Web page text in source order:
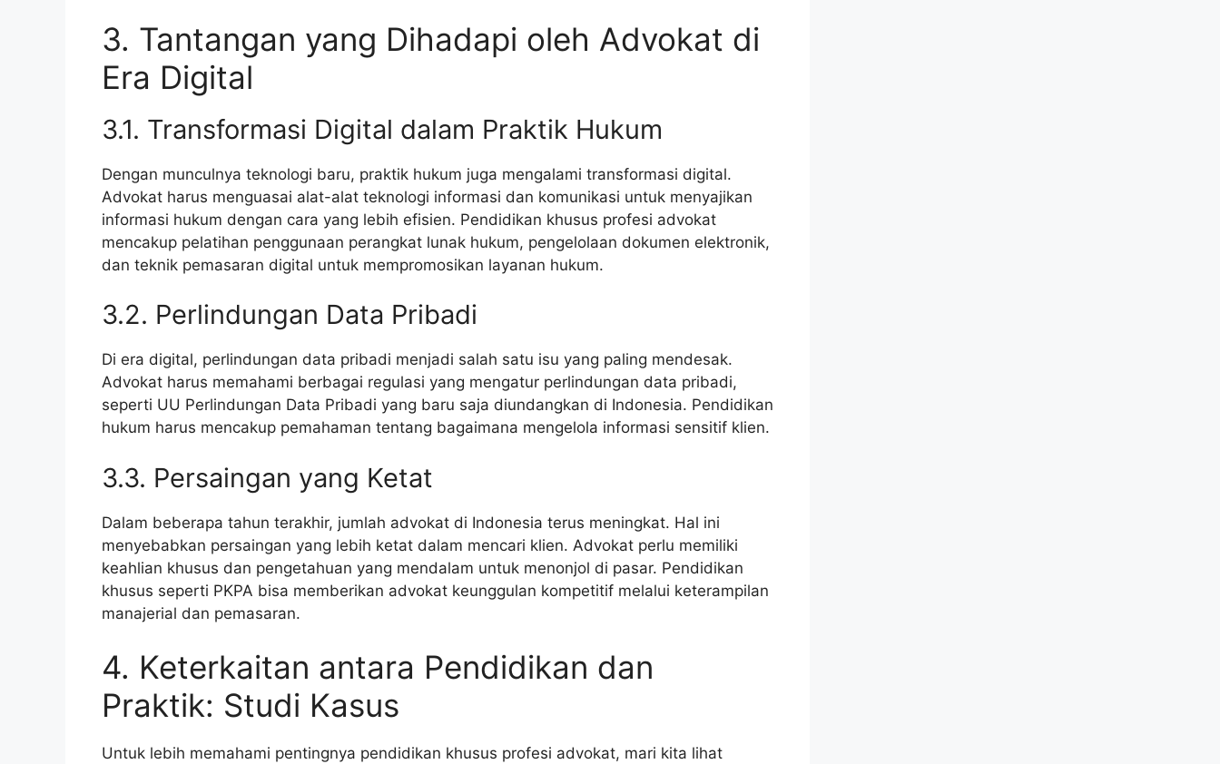
3. Tantangan yang Dihadapi oleh Advokat di
Era Digital
3.1. Transformasi Digital dalam Praktik Hukum
Dengan munculnya teknologi baru, praktik hukum juga mengalami transformasi digital.
Advokat harus menguasai alat-alat teknologi informasi dan komunikasi untuk menyajikan
informasi hukum dengan cara yang lebih efisien. Pendidikan khusus profesi advokat
mencakup pelatihan penggunaan perangkat lunak hukum, pengelolaan dokumen elektronik,
dan teknik pemasaran digital untuk mempromosikan layanan hukum.
3.2. Perlindungan Data Pribadi
Di era digital, perlindungan data pribadi menjadi salah satu isu yang paling mendesak.
Advokat harus memahami berbagai regulasi yang mengatur perlindungan data pribadi,
seperti UU Perlindungan Data Pribadi yang baru saja diundangkan di Indonesia. Pendidikan
hukum harus mencakup pemahaman tentang bagaimana mengelola informasi sensitif klien.
3.3. Persaingan yang Ketat
Dalam beberapa tahun terakhir, jumlah advokat di Indonesia terus meningkat. Hal ini
menyebabkan persaingan yang lebih ketat dalam mencari klien. Advokat perlu memiliki
keahlian khusus dan pengetahuan yang mendalam untuk menonjol di pasar. Pendidikan
khusus seperti PKPA bisa memberikan advokat keunggulan kompetitif melalui keterampilan
manajerial dan pemasaran.
4. Keterkaitan antara Pendidikan dan
Praktik: Studi Kasus
Untuk lebih memahami pentingnya pendidikan khusus profesi advokat, mari kita lihat